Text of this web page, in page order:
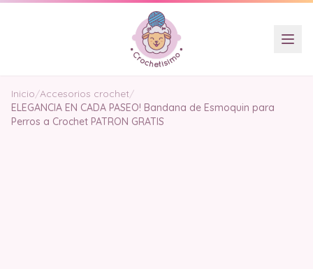
Inicio/Accesorios crochet/
ELEGANCIA EN CADA PASEO! Bandana de Esmoquin para
Perros a Crochet PATRON GRATIS